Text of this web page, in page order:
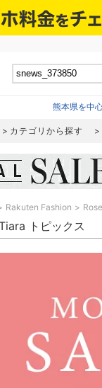
熊本県を中
カテゴリから探す
Rakuten Fashion
トピックス